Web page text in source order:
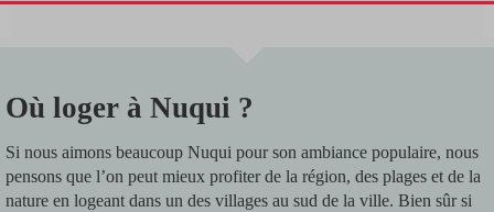
Où loger à Nuqui ?
Si nous aimons beaucoup Nuqui pour son ambiance populaire, nous
pensons que l’on peut mieux profiter de la région, des plages et de la
nature en logeant dans un des villages au sud de la ville. Bien sûr si